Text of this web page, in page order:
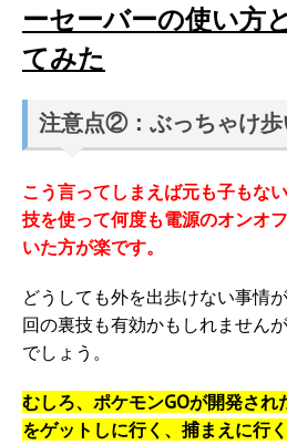
ーセーバーの使い方
てみた
注意点②：ぶっちゃけ歩
こう言ってしまえば元も子もな
技を使って何度も電源のオンオ
いた方が楽です。
どうしても外を出歩けない事情
回の裏技も有効かもしれません
でしょう。
むしろ、ポケモンGOが開発さ
をゲットしに行く、捕まえに行